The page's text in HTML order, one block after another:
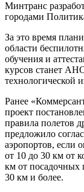
Минтранс
городами
За это время
области
обучения и
курсов станет
технологической
Ранее
проект
правила полетов
предложило
аэропортов, если
от 10 до 30 км от
км от посадочных
30 км и более.